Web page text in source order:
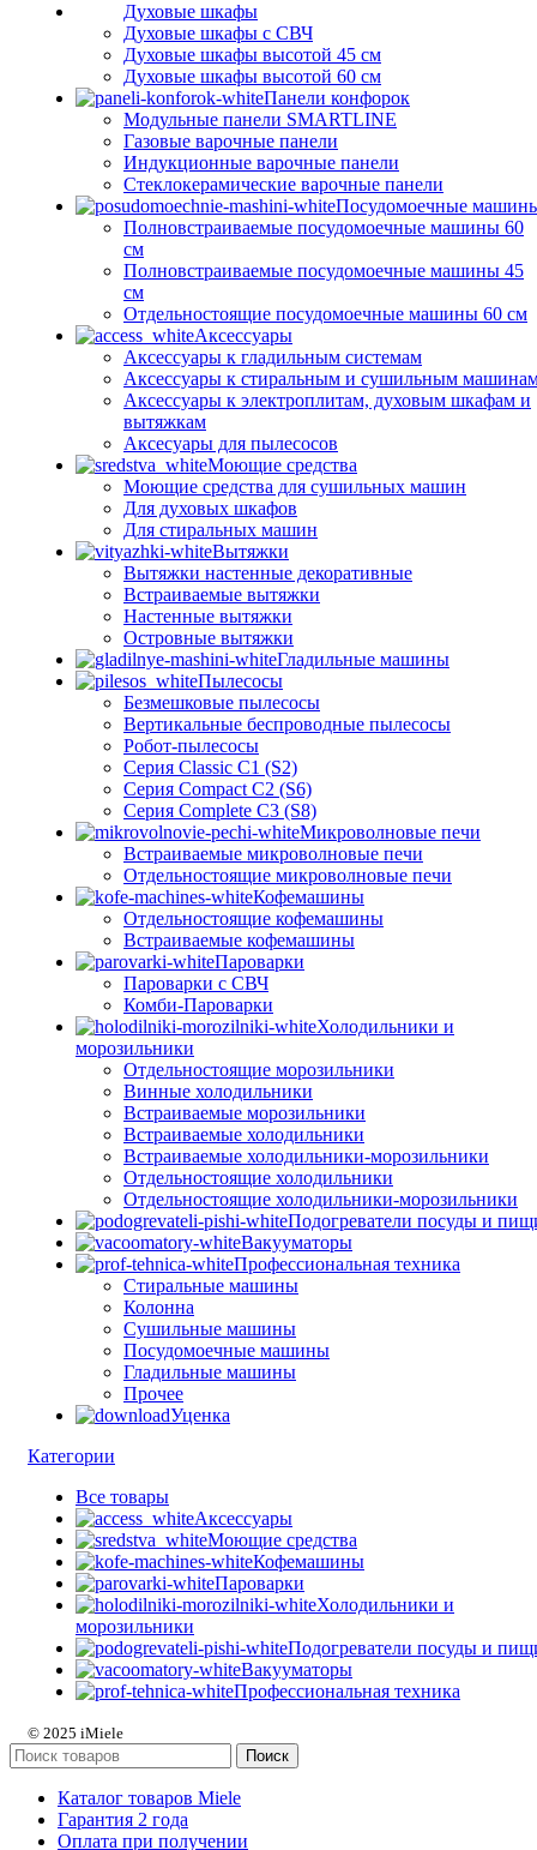
Духовые шкафы
Духовые шкафы с СВЧ
Духовые шкафы высотой 45 см
Духовые шкафы высотой 60 см
Панели конфорок
Модульные панели SMARTLINE
Газовые варочные панели
Индукционные варочные панели
Стеклокерамические варочные панели
Посудомоечные
Полновстраиваемые посудомоечные машины 60
см
Полновстраиваемые посудомоечные машины 45
см
Отдельностоящие посудомоечные машины 60 см
Аксессуары
Аксессуары к гладильным системам
Аксессуары к стиральным и сушильным
Аксессуары к электроплитам, духовым шкафам и
вытяжкам
Аксесуары для пылесосов
Моющие средства
Моющие средства для сушильных машин
Для духовых шкафов
Для стиральных машин
Вытяжки
Вытяжки настенные декоративные
Встраиваемые вытяжки
Настенные вытяжки
Островные вытяжки
Гладильные машины
Пылесосы
Безмешковые пылесосы
Вертикальные беспроводные пылесосы
Робот-пылесосы
Серия Classic C1 (S2)
Серия Compact C2 (S6)
Серия Complete C3 (S8)
Микроволновые печи
Встраиваемые микроволновые печи
Отдельностоящие микроволновые печи
Кофемашины
Отдельностоящие кофемашины
Встраиваемые кофемашины
Пароварки
Пароварки с СВЧ
Комби-Пароварки
Холодильники и
морозильники
Отдельностоящие морозильники
Винные холодильники
Встраиваемые морозильники
Встраиваемые холодильники
Встраиваемые холодильники-морозильники
Отдельностоящие холодильники
Отдельностоящие холодильники-морозильники
Подогреватели посуды и
Вакууматоры
Профессиональная техника
Стиральные машины
Колонна
Сушильные машины
Посудомоечные машины
Гладильные машины
Прочее
Уценка
Категории
Все товары
Аксессуары
Моющие средства
Кофемашины
Пароварки
Холодильники и
морозильники
Подогреватели посуды и
Вакууматоры
Профессиональная техника
© 2025 iMiele
Поиск
Каталог товаров Miele
Гарантия 2 года
Оплата при получении